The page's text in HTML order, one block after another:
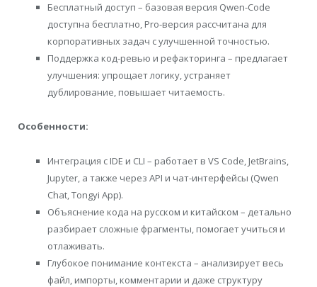
Бесплатный доступ – базовая версия Qwen-Code
доступна бесплатно, Pro-версия рассчитана для
корпоративных задач с улучшенной точностью.
Поддержка код-ревью и рефакторинга – предлагает
улучшения: упрощает логику, устраняет
дублирование, повышает читаемость.
Особенности:
Интеграция с IDE и CLI – работает в VS Code, JetBrains,
Jupyter, а также через API и чат-интерфейсы (Qwen
Chat, Tongyi App).
Объяснение кода на русском и китайском – детально
разбирает сложные фрагменты, помогает учиться и
отлаживать.
Глубокое понимание контекста – анализирует весь
файл, импорты, комментарии и даже структуру